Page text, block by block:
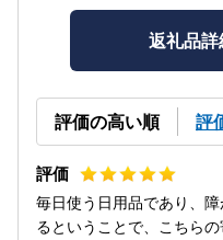
返礼品
評価の高い順 評
毎日使う日用品であり、
るということで、こちら